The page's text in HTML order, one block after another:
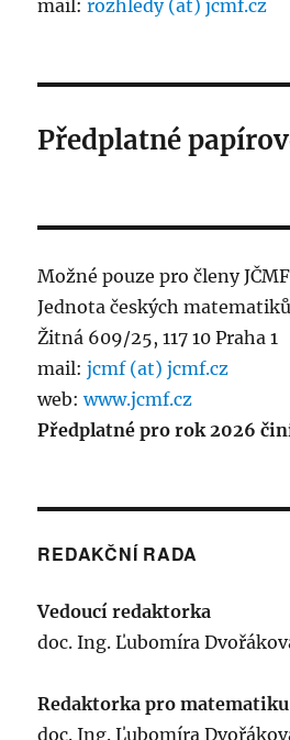
mail:rozhledy (at) jcmf.cz
Předplatné
Možné pouze pro členy
Jednota českých
Žitná 609/25, 117 10 Praha 1
mail:jcmf (at) jcmf.cz
web:www.jcmf.cz
Předplatné pro rok 2026
REDAKČNÍ RADA
Vedoucí redaktorka
doc. Ing. Ľubomíra
Redaktorka pro matematiku
doc. Ing. Ľubomíra